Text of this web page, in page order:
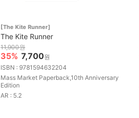
[The Kite Runner]
The Kite Runner
11,900원
35% 7,700원
ISBN : 9781594632204
Mass Market Paperback,10th Anniversary
Edition
AR : 5.2